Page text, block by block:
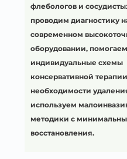
флебологов и
проводим диагностику
современном
оборудовании,
индивидуальные схемы
консервативной
необходимости
используем
методики с
восстановления.